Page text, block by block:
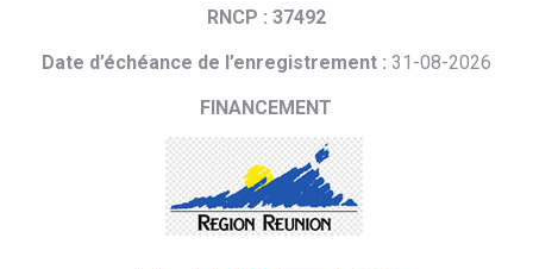
RNCP : 37492
Date d’échéance de l’enregistrement : 31-08-2026
FINANCEMENT